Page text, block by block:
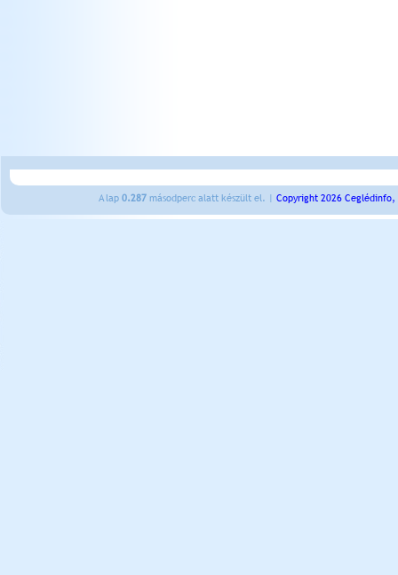
A lap 0.287 másodperc alatt készült el. | Copyright 2026